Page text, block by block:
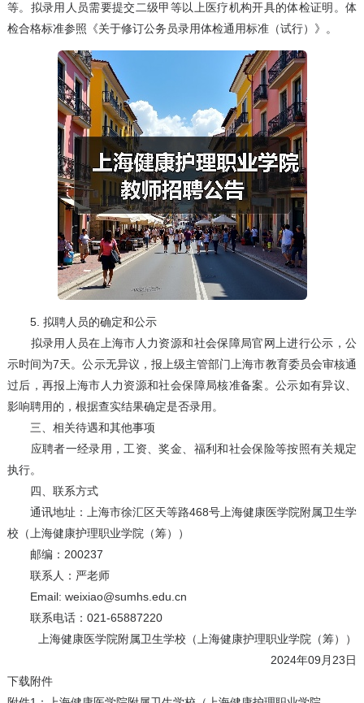
等。拟录用人员需要提交二级甲等以上医疗机构开具的体检证明。体
检合格标准参照《关于修订公务员录用体检通用标准（试行）》。
5. 拟聘人员的确定和公示
拟录用人员在上海市人力资源和社会保障局官网上进行公示，公
示时间为7天。公示无异议，报上级主管部门上海市教育委员会审核通
过后，再报上海市人力资源和社会保障局核准备案。公示如有异议、
影响聘用的，根据查实结果确定是否录用。
三、相关待遇和其他事项
应聘者一经录用，工资、奖金、福利和社会保险等按照有关规定
执行。
四、联系方式
通讯地址：上海市徐汇区天等路468号上海健康医学院附属卫生学
校（上海健康护理职业学院（筹））
邮编：200237
联系人：严老师
Email: weixiao@sumhs.edu.cn
联系电话：021-65887220
上海健康医学院附属卫生学校（上海健康护理职业学院（筹））
2024年09月23日
下载附件